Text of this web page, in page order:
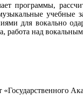
программы,
учебные
для вокально
работа над